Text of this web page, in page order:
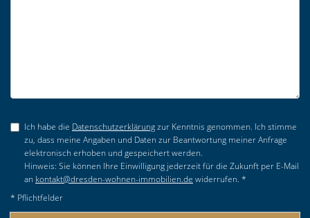
Ich habe die Datenschutzerklärungzur Kenntnis genommen. Ich stimme
zu, dass meine Angaben und Daten zur Beantwortung meiner Anfrage
elektronisch erhoben und gespeichert werden.
Hinweis: Sie können Ihre Einwilligung jederzeit für die Zukunft per E-Mail
an kontakt@dresden-wohnen-immobilien.de widerrufen. *
* Pflichtfelder